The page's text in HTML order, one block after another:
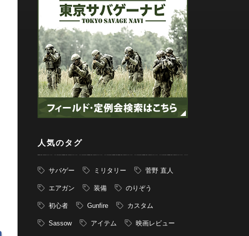
人気のタグ
サバゲー ミリタリー 菅野 直人
エアガン 装備 のりぞう
初心者 Gunfire カスタム
Sassow アイテム 映画レビュー